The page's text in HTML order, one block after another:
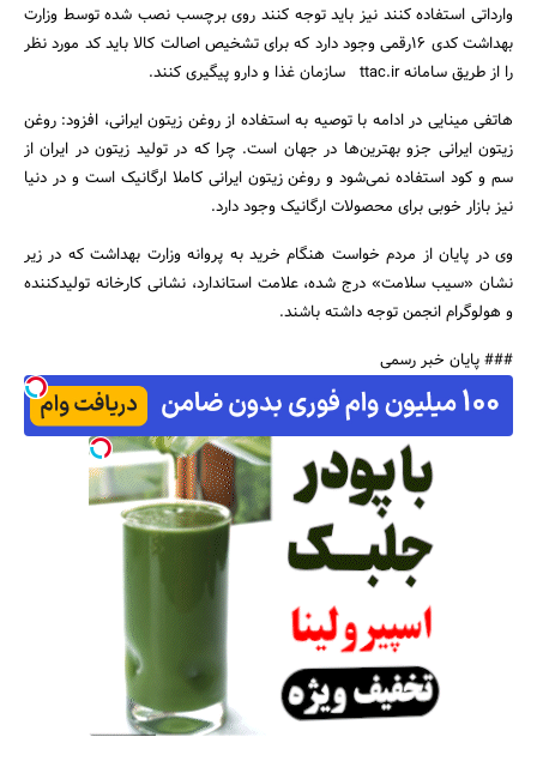
وارداتی استفاده کنند نیز باید توجه کنند روی برچسب نصب شده توسط وزارت
بهداشت کدی 16رقمی وجود دارد که برای تشخیص اصالت کالا باید کد مورد نظر
را از طریق سامانه ttac.ir سازمان غذا و دارو پیگیری کنند.
هاتفی مینایی در ادامه با توصیه به استفاده از روغن زیتون ایرانی، افزود: روغن
زیتون ایرانی جزو بهترین‌ها در جهان است. چرا که در تولید زیتون در ایران از
سم و کود استفاده نمی‌شود و روغن زیتون ایرانی کاملا ارگانیک است و در دنیا
نیز بازار خوبی برای محصولات ارگانیک وجود دارد.
وی در پایان از مردم خواست هنگام خرید به پروانه وزارت بهداشت که در زیر
نشان «سیب سلامت» درج شده، علامت استاندارد، نشانی کارخانه تولیدکننده
و هولوگرام انجمن توجه داشته باشند.
### پایان خبر رسمی